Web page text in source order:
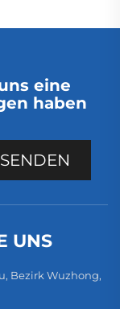
eine
haben
SENDEN
UNS
Bezirk Wuzhong,